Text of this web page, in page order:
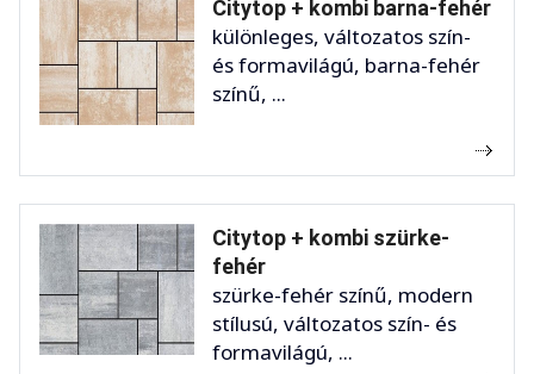
Citytop + kombi barna-fehér
különleges, változatos szín-
és formavilágú, barna-fehér
színű, ...
Citytop + kombi szürke-
fehér
szürke-fehér színű, modern
stílusú, változatos szín- és
formavilágú, ...